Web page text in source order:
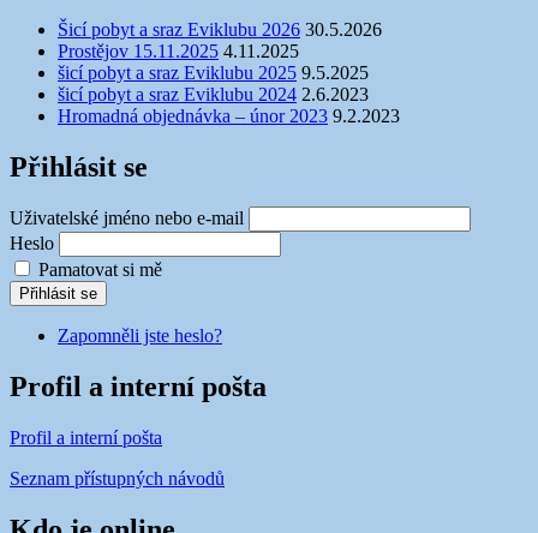
Šicí pobyt a sraz Eviklubu 2026 30.5.2026
Prostějov 15.11.2025 4.11.2025
šicí pobyt a sraz Eviklubu 2025 9.5.2025
šicí pobyt a sraz Eviklubu 2024 2.6.2023
Hromadná objednávka – únor 2023 9.2.2023
Přihlásit se
Uživatelské jméno nebo e-mail
Heslo
Pamatovat si mě
Přihlásit se
Zapomněli jste heslo?
Profil a interní pošta
Profil a interní pošta
Seznam přístupných návodů